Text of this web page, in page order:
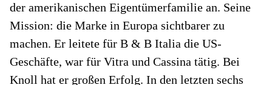
der amerikanischen Eigentümerfamilie an. Seine
Mission: die Marke in Europa sichtbarer zu
machen. Er leitete für B & B Italia die US-
Geschäfte, war für Vitra und Cassina tätig. Bei
Knoll hat er großen Erfolg. In den letzten sechs